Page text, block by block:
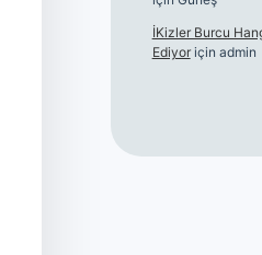
İKizler Burcu
Ediyoriçin admin